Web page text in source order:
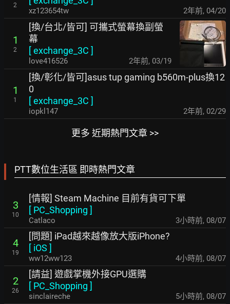
2
xz123654tw 2年前, 04/20
1
2
[換/台北/皆可] 可攜式螢幕換副螢
幕
[exchange_3C ]
love416526 2年前, 03/19
1
1
[換/彰化/皆可]asus tup gaming b560m-plus換12
0
[exchange_3C ]
iopkl147 2年前, 02/29
更多 近期熱門文章 >>
PTT數位生活區 即時熱門文章
3
10
[情報] Steam Machine 目前有貨可下單
[ PC_Shopping ]
Catlaco 3小時前, 08/07
4
19
[問題] iPad越來越像放大版iPhone?
[ iOS ]
ww12ww123 4小時前, 08/07
2
26
[請益] 遊戲掌機外接GPU選購
[ PC_Shopping ]
sinclaireche 5小時前, 08/07